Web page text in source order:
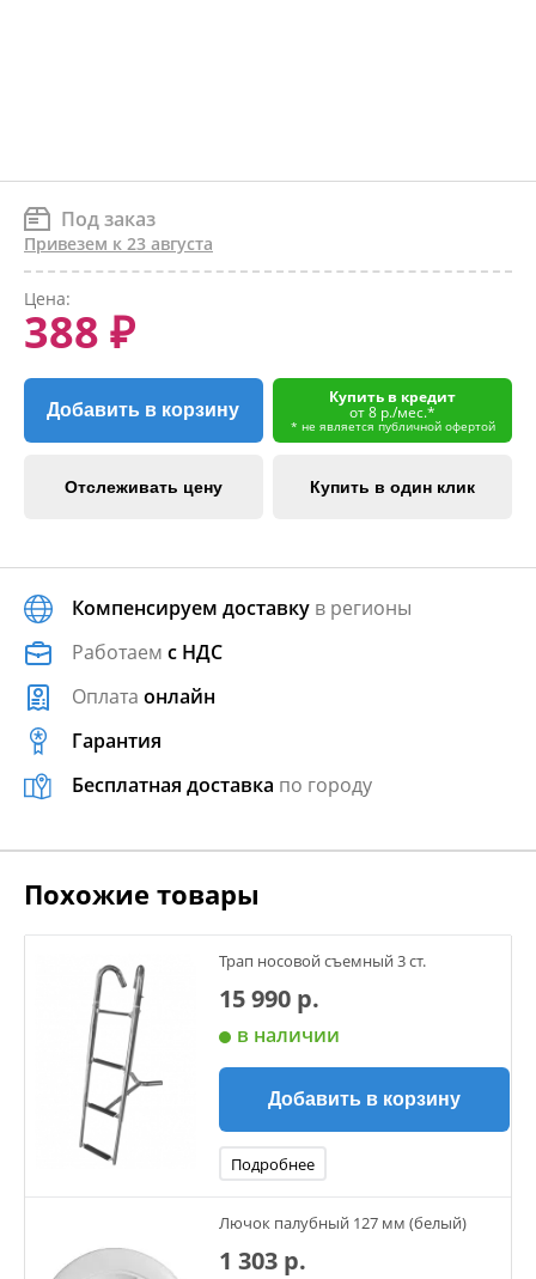
Под заказ
Привезем к 23 августа
Цена:
388 ₽
Добавить в корзину
Купить в кредит
от 8 р./мес.*
* не является публичной офертой
Отслеживать цену Купить в один клик
Компенсируем доставку в регионы
Работаем с НДС
Оплата онлайн
Гарантия
Бесплатная доставка по городу
Похожие товары
Трап носовой съемный 3 ст.
15 990 р.
в наличии
Добавить в корзину
Подробнее
Лючок палубный 127 мм (белый)
1 303 р.